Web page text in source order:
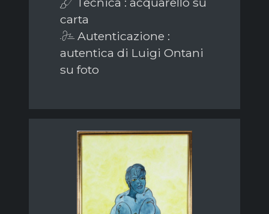
carta
Autenticazione :
autentica di Luigi Ontani
su foto